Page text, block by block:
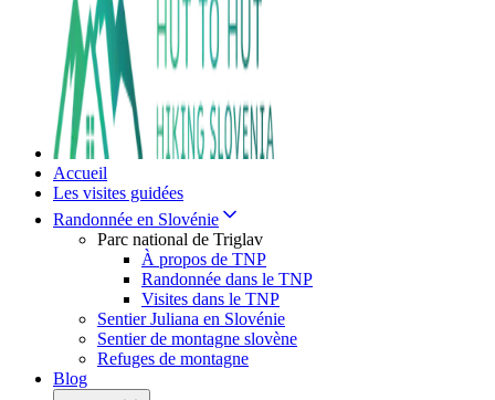
Accueil
Les visites guidées
Randonnée en Slovénie
Parc national de Triglav
À propos de TNP
Randonnée dans le TNP
Visites dans le TNP
Sentier Juliana en Slovénie
Sentier de montagne slovène
Refuges de montagne
Blog